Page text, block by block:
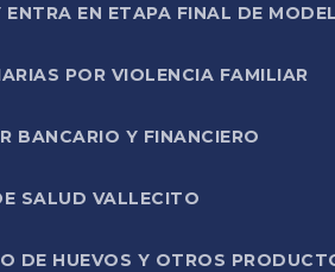
EN ETAPA FINAL DE
POR VIOLENCIA FAMILIAR
BANCARIO Y FINANCIERO
SALUD VALLECITO
DE HUEVOS Y OTROS